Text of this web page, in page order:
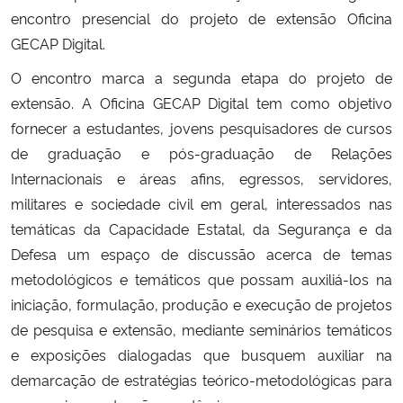
Secretaria-Geral
Secretaria de Governo
Gabinete de Segurança Institucional
Advocacia-Geral da União
Banco Central do Brasil
Planalto
encontro presencial do projeto de extensão Oficina
GECAP Digital.
O encontro marca a segunda etapa do projeto de
extensão. A Oficina GECAP Digital tem como objetivo
fornecer a estudantes, jovens pesquisadores de cursos
de graduação e pós-graduação de Relações
Internacionais e áreas afins, egressos, servidores,
militares e sociedade civil em geral, interessados nas
temáticas da Capacidade Estatal, da Segurança e da
Defesa um espaço de discussão acerca de temas
metodológicos e temáticos que possam auxiliá-los na
iniciação, formulação, produção e execução de projetos
de pesquisa e extensão, mediante seminários temáticos
e exposições dialogadas que busquem auxiliar na
demarcação de estratégias teórico-metodológicas para